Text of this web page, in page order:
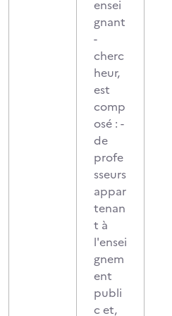
ensei
gnant
-
cherc
heur,
est
comp
osé : -
de
profe
sseurs
appar
tenan
t à
l'ensei
gnem
ent
publi
c et,